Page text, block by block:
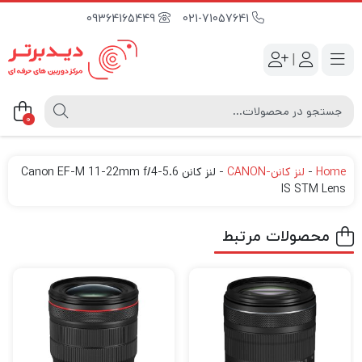
09364165449
|
0
Home
- لنز کانن-CANON -
لنز کانن Canon EF-M 11-22mm f/4-5.6
IS STM Lens
محصولات مرتبط